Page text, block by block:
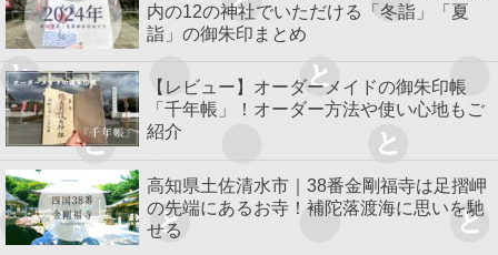
内の12の神社でいただける「冬詣」「夏
詣」の御朱印まとめ
【レビュー】オーダーメイドの御朱印帳
「千年帳」！オーダー方法や使い心地もご
紹介
高知県土佐清水市｜38番金剛福寺は足摺岬
の先端にあるお寺！補陀落渡海に思いを馳
せる